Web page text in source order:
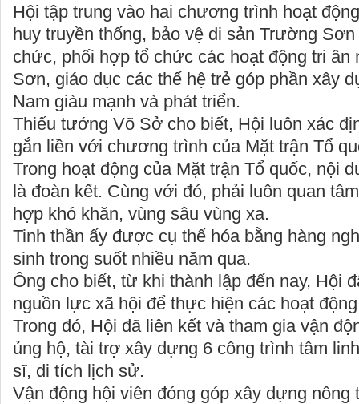
Hội tập trung vào hai chương trình hoạt
huy truyền thống, bảo vệ di sản Trường
chức, phối hợp tổ chức các hoạt động tri ân
Sơn, giáo dục các thế hệ trẻ góp phần xây
Nam giàu mạnh và phát triển.
Thiếu tướng Võ Sở cho biết, Hội luôn xác
gắn liền với chương trình của Mặt trận Tổ
Trong hoạt động của Mặt trận Tổ quốc, nội
là đoàn kết. Cùng với đó, phải luôn quan
hợp khó khăn, vùng sâu vùng xa.
Tinh thần ấy được cụ thể hóa bằng hàng
sinh trong suốt nhiều năm qua.
Ông cho biết, từ khi thành lập đến nay, Hội
nguồn lực xã hội để thực hiện các hoạt
Trong đó, Hội đã liên kết và tham gia vận
ủng hộ, tài trợ xây dựng 6 công trình tâm
sĩ, di tích lịch sử.
Vận động hội viên đóng góp xây dựng nông